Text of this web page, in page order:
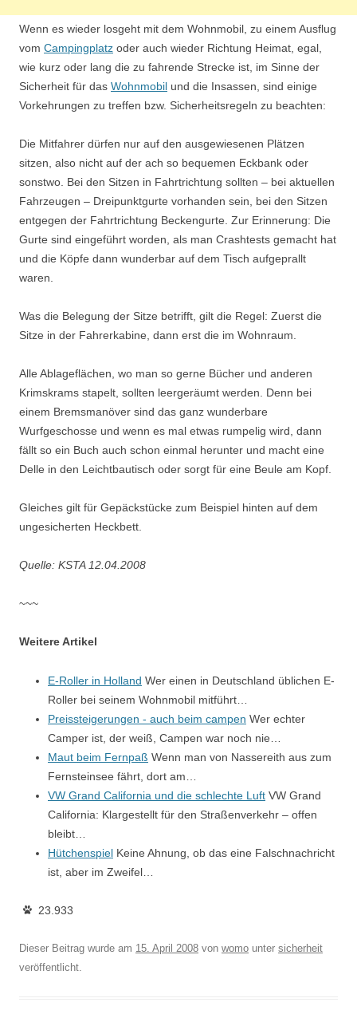
Wenn es wieder losgeht mit dem Wohnmobil, zu einem Ausflug
vom Campingplatz oder auch wieder Richtung Heimat, egal,
wie kurz oder lang die zu fahrende Strecke ist, im Sinne der
Sicherheit für das Wohnmobil und die Insassen, sind einige
Vorkehrungen zu treffen bzw. Sicherheitsregeln zu beachten:
Die Mitfahrer dürfen nur auf den ausgewiesenen Plätzen
sitzen, also nicht auf der ach so bequemen Eckbank oder
sonstwo. Bei den Sitzen in Fahrtrichtung sollten – bei aktuellen
Fahrzeugen – Dreipunktgurte vorhanden sein, bei den Sitzen
entgegen der Fahrtrichtung Beckengurte. Zur Erinnerung: Die
Gurte sind eingeführt worden, als man Crashtests gemacht hat
und die Köpfe dann wunderbar auf dem Tisch aufgeprallt
waren.
Was die Belegung der Sitze betrifft, gilt die Regel: Zuerst die
Sitze in der Fahrerkabine, dann erst die im Wohnraum.
Alle Ablageflächen, wo man so gerne Bücher und anderen
Krimskrams stapelt, sollten leergeräumt werden. Denn bei
einem Bremsmanöver sind das ganz wunderbare
Wurfgeschosse und wenn es mal etwas rumpelig wird, dann
fällt so ein Buch auch schon einmal herunter und macht eine
Delle in den Leichtbautisch oder sorgt für eine Beule am Kopf.
Gleiches gilt für Gepäckstücke zum Beispiel hinten auf dem
ungesicherten Heckbett.
Quelle: KSTA 12.04.2008
~~~
Weitere Artikel
E-Roller in Holland Wer einen in Deutschland üblichen E-
Roller bei seinem Wohnmobil mitführt…
Preissteigerungen - auch beim campen Wer echter
Camper ist, der weiß, Campen war noch nie…
Maut beim Fernpaß Wenn man von Nassereith aus zum
Fernsteinsee fährt, dort am…
VW Grand California und die schlechte Luft VW Grand
California: Klargestellt für den Straßenverkehr – offen
bleibt…
Hütchenspiel Keine Ahnung, ob das eine Falschnachricht
ist, aber im Zweifel…
23.933
Dieser Beitrag wurde am 15. April 2008 von womo unter sicherheit
veröffentlicht.